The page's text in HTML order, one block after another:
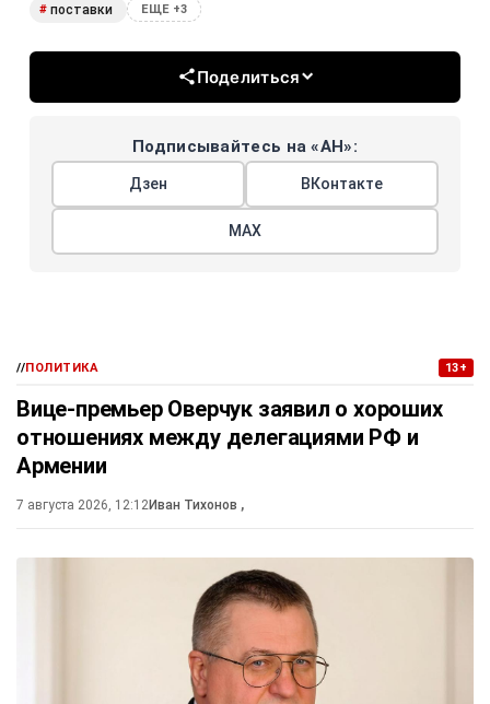
# поставки ЕЩЕ +3
Поделиться
Подписывайтесь на «АН»:
Дзен ВКонтакте
МАХ
//ПОЛИТИКА 13+
Вице-премьер Оверчук заявил о хороших
отношениях между делегациями РФ и
Армении
7 августа 2026, 12:12Иван Тихонов ,